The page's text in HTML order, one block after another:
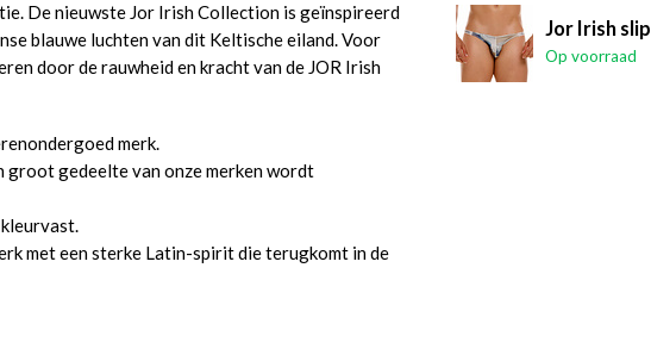
De nieuwste Jor Irish Collection is geïnspireerd
blauwe luchten van dit Keltische eiland. Voor
door de rauwheid en kracht van de JOR Irish
merk.
groot gedeelte van onze merken wordt
met een sterke Latin-spirit die terugkomt in de
Jor Irish slip
Op voorraad